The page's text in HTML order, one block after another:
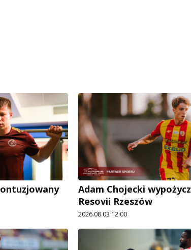
Adam Chojecki
Resovii Rzeszów
2026.08.03 12:00